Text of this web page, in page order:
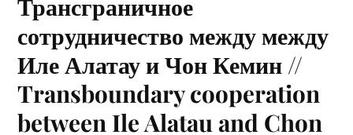
сотрудничество между между
Иле Алатау и Чон Кемин //
Transboundary cooperation
between Ile Alatau and Chon